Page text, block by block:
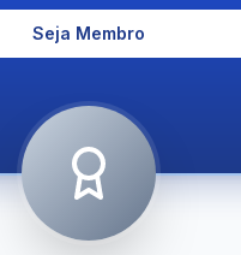
Seja Membro